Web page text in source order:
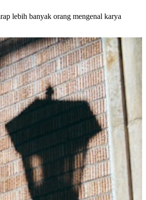
lebih banyak orang mengenal karya